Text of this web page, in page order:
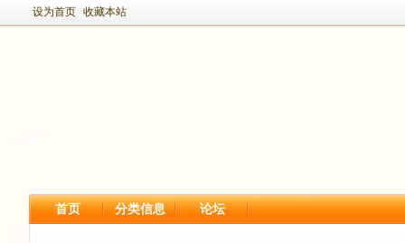
设为首页 收藏本站
首页 分类信息 论坛